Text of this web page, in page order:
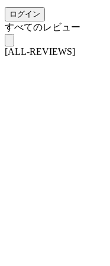
ログイン
すべてのレビュー
[ALL-REVIEWS]